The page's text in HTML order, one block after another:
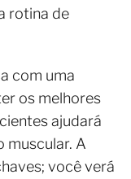
rotina de
com uma
os melhores
ajudará
muscular. A
você verá